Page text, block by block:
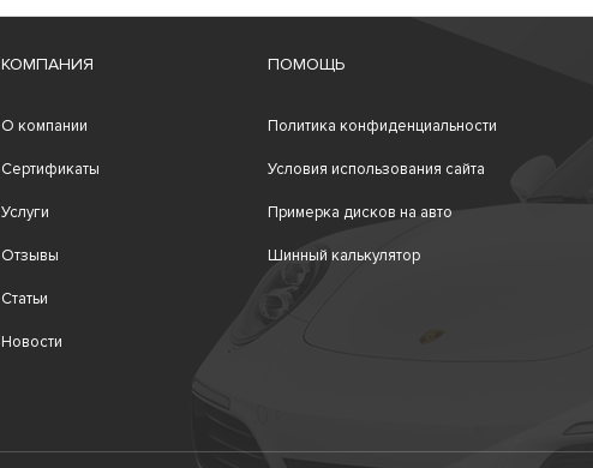
КОМПАНИЯ
О компании
Сертификаты
Услуги
Отзывы
Статьи
Новости
ПОМОЩЬ
Политика конфиденциальности
Условия использования сайта
Примерка дисков на авто
Шинный калькулятор